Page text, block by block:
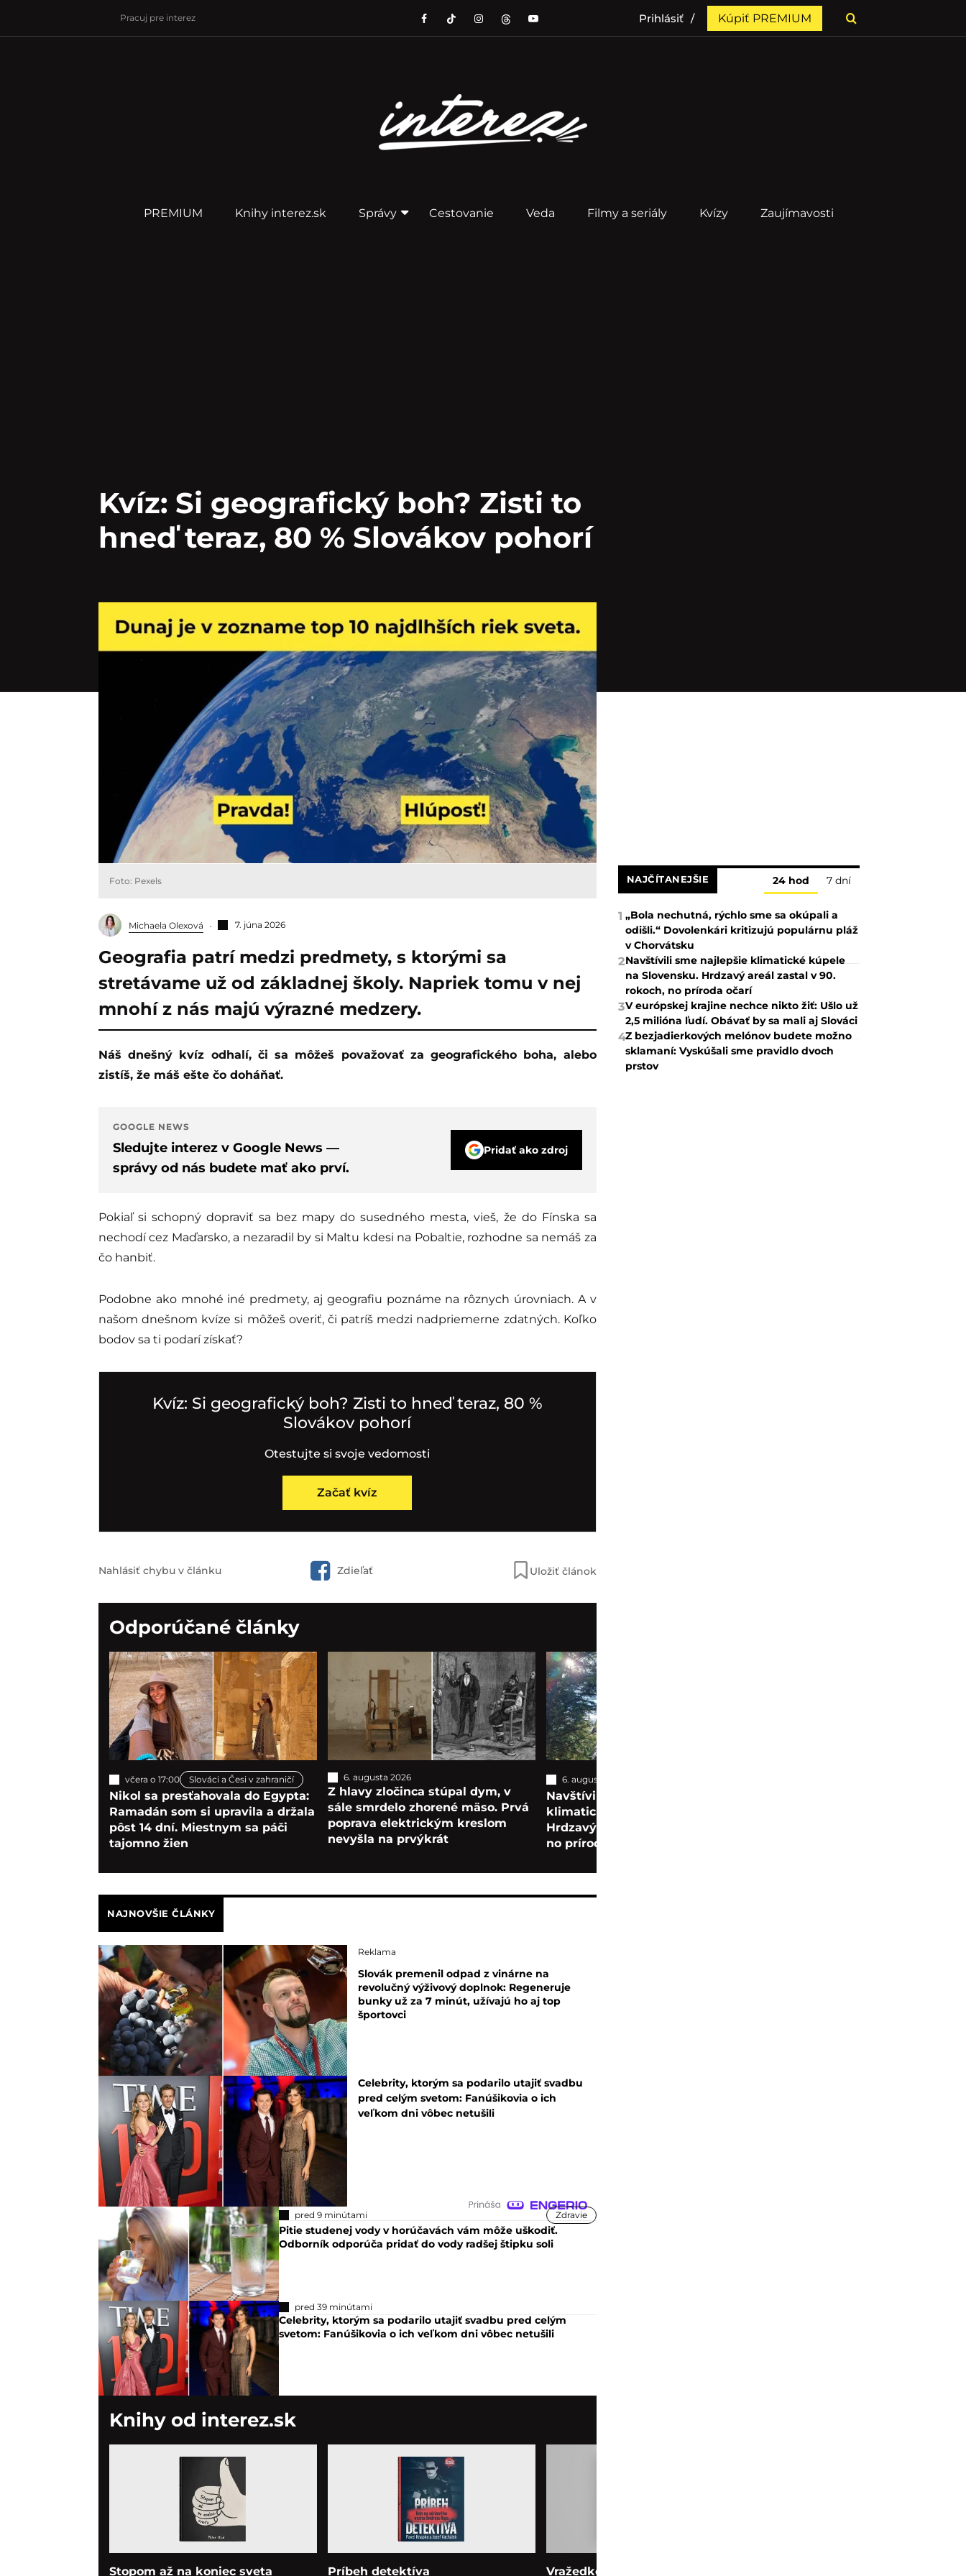
Pracuj pre interez Prihlásiť Kúpiť PREMIUM
PREMIUM Knihy interez.sk Správy Cestovanie Veda Filmy a seriály Kvízy Zaujímavosti
Kvíz: Si geografický boh? Zisti to
hneď teraz, 80 % Slovákov pohorí
Foto: Pexels
Michaela Olexová 7. júna 2026
Geografia patrí medzi predmety, s ktorými sa
stretávame už od základnej školy. Napriek tomu v nej
mnohí z nás majú výrazné medzery.
Náš dnešný kvíz odhalí, či sa môžeš považovať za geografického boha, alebo
zistíš, že máš ešte čo doháňať.
GOOGLE NEWS
Sledujte interez v Google News —
správy od nás budete mať ako prví.
Pridať ako zdroj
Pokiaľ si schopný dopraviť sa bez mapy do susedného mesta, vieš, že do Fínska sa
nechodí cez Maďarsko, a nezaradil by si Maltu kdesi na Pobaltie, rozhodne sa nemáš za
čo hanbiť.
Podobne ako mnohé iné predmety, aj geografiu poznáme na rôznych úrovniach. A v
našom dnešnom kvíze si môžeš overiť, či patríš medzi nadpriemerne zdatných. Koľko
bodov sa ti podarí získať?
Kvíz: Si geografický boh? Zisti to hneď teraz, 80 %
Slovákov pohorí
Otestujte si svoje vedomosti
Začať kvíz
Nahlásiť chybu v článku Zdieľať Uložiť článok
Odporúčané články
včera o 17:00 Slováci a Česi v zahraničí
Nikol sa presťahovala do Egypta:
Ramadán som si upravila a držala
pôst 14 dní. Miestnym sa páči
tajomno žien
6. augusta 2026
Z hlavy zločinca stúpal dym, v
sále smrdelo zhorené mäso. Prvá
poprava elektrickým kreslom
nevyšla na prvýkrát
6. augusta 2026
Navštívili sme najlepšie
klimatické kúpele na Slovensku.
Hrdzavý areál zastal v 90. rokoch,
no príroda očarí
NAJNOVŠIE ČLÁNKY
Reklama
Slovák premenil odpad z vinárne na
revolučný výživový doplnok: Regeneruje
bunky už za 7 minút, užívajú ho aj top
športovci
Celebrity, ktorým sa podarilo utajiť svadbu
pred celým svetom: Fanúšikovia o ich
veľkom dni vôbec netušili
pred 9 minútami Zdravie
Pitie studenej vody v horúčavách vám môže uškodiť.
Odborník odporúča pridať do vody radšej štipku soli
pred 39 minútami
Celebrity, ktorým sa podarilo utajiť svadbu pred celým
svetom: Fanúšikovia o ich veľkom dni vôbec netušili
Knihy od interez.sk
Stopom až na koniec sveta Príbeh detektíva Vražedko
NAJČÍTANEJŠIE 24 hod 7 dní
1 „Bola nechutná, rýchlo sme sa okúpali a
odišli.“ Dovolenkári kritizujú populárnu pláž
v Chorvátsku
2Navštívili sme najlepšie klimatické kúpele
na Slovensku. Hrdzavý areál zastal v 90.
rokoch, no príroda očarí
3V európskej krajine nechce nikto žiť: Ušlo už
2,5 milióna ľudí. Obávať by sa mali aj Slováci
4Z bezjadierkových melónov budete možno
sklamaní: Vyskúšali sme pravidlo dvoch
prstov